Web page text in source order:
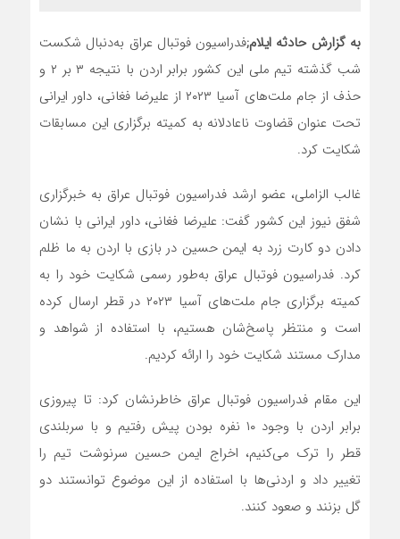
به گزارش حادثه ایلام;فدراسیون فوتبال عراق به‌دنبال شکست
شب گذشته تیم ملی این کشور برابر اردن با نتیجه ۳ بر ۲ و
حذف از جام ملت‌های آسیا ۲۰۲۳ از علیرضا فغانی، داور ایرانی
تحت عنوان قضاوت ناعادلانه به کمیته برگزاری این مسابقات
شکایت کرد.
غالب الزاملی، عضو ارشد فدراسیون فوتبال عراق به خبرگزاری
شفق نیوز این کشور گفت: علیرضا فغانی، داور ایرانی با نشان
دادن دو کارت زرد به ایمن حسین در بازی با اردن به ما ظلم
کرد. فدراسیون فوتبال عراق به‌طور رسمی شکایت خود را به
کمیته برگزاری جام ملت‌های آسیا ۲۰۲۳ در قطر ارسال کرده
است و منتظر پاسخ‌شان هستیم، با استفاده از شواهد و
مدارک مستند شکایت خود را ارائه کردیم.
این مقام فدراسیون فوتبال عراق خاطرنشان کرد: تا پیروزی
برابر اردن با وجود ۱۰ نفره بودن پیش رفتیم و با سربلندی
قطر را ترک می‌کنیم، اخراج ایمن حسین سرنوشت تیم را
تغییر داد و اردنی‌ها با استفاده از این موضوع توانستند دو
گل بزنند و صعود کنند.